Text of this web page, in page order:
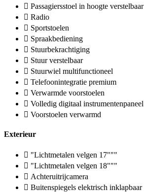
Passagiersstoel in hoogte verstelbaar
Radio
Sportstoelen
Spraakbediening
Stuurbekrachtiging
Stuur verstelbaar
Stuurwiel multifunctioneel
Telefoonintegratie premium
Verwarmde voorstoelen
Volledig digitaal instrumentenpaneel
Voorstoelen verwarmd
Exterieur
"Lichtmetalen velgen 17"""
"Lichtmetalen velgen 18"""
Achteruitrijcamera
Buitenspiegels elektrisch inklapbaar